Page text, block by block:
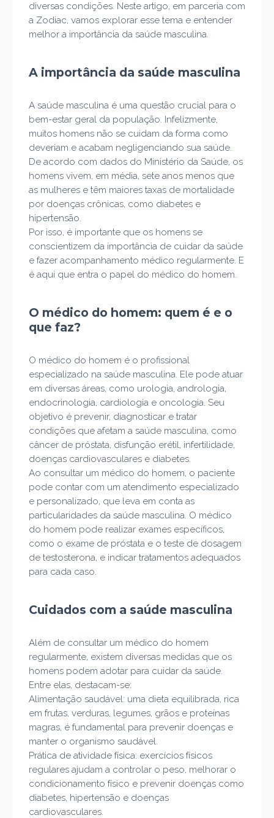
diversas condições. Neste artigo, em parceria com
a Zodiac, vamos explorar esse tema e entender
melhor a importância da saúde masculina.
A importância da saúde masculina
A saúde masculina é uma questão crucial para o
bem-estar geral da população. Infelizmente,
muitos homens não se cuidam da forma como
deveriam e acabam negligenciando sua saúde.
De acordo com dados do Ministério da Saúde, os
homens vivem, em média, sete anos menos que
as mulheres e têm maiores taxas de mortalidade
por doenças crônicas, como diabetes e
hipertensão.
Por isso, é importante que os homens se
conscientizem da importância de cuidar da saúde
e fazer acompanhamento médico regularmente. E
é aqui que entra o papel do médico do homem.
O médico do homem: quem é e o
que faz?
O médico do homem é o profissional
especializado na saúde masculina. Ele pode atuar
em diversas áreas, como urologia, andrologia,
endocrinologia, cardiologia e oncologia. Seu
objetivo é prevenir, diagnosticar e tratar
condições que afetam a saúde masculina, como
câncer de próstata, disfunção erétil, infertilidade,
doenças cardiovasculares e diabetes.
Ao consultar um médico do homem, o paciente
pode contar com um atendimento especializado
e personalizado, que leva em conta as
particularidades da saúde masculina. O médico
do homem pode realizar exames específicos,
como o exame de próstata e o teste de dosagem
de testosterona, e indicar tratamentos adequados
para cada caso.
Cuidados com a saúde masculina
Além de consultar um médico do homem
regularmente, existem diversas medidas que os
homens podem adotar para cuidar da saúde.
Entre elas, destacam-se:
Alimentação saudável: uma dieta equilibrada, rica
em frutas, verduras, legumes, grãos e proteínas
magras, é fundamental para prevenir doenças e
manter o organismo saudável.
Prática de atividade física: exercícios físicos
regulares ajudam a controlar o peso, melhorar o
condicionamento físico e prevenir doenças como
diabetes, hipertensão e doenças
cardiovasculares.